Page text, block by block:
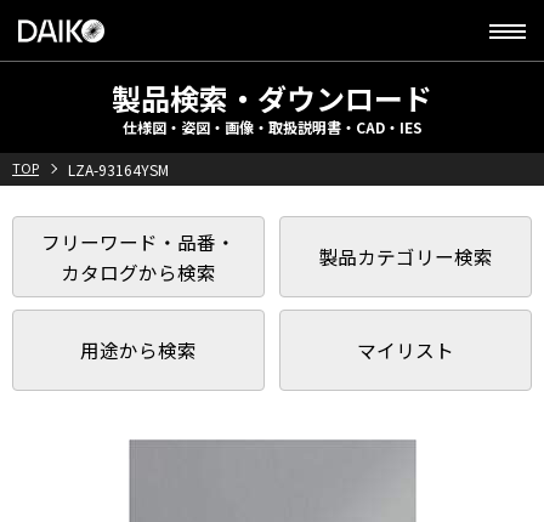
製品検索・ダウンロード
仕様図・姿図・画像・取扱説明書・CAD・IES
TOP LZA-93164YSM
フリーワード・品番・
カタログから検索
製品カテゴリー検索
用途から検索 マイリスト